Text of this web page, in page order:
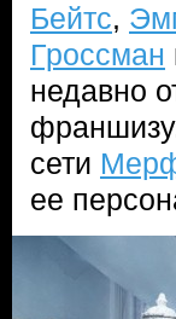
Бейтс,
Гроссман
недавно
сети
ее